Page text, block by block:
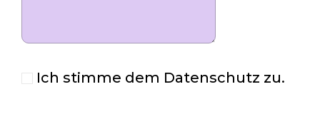
Ich stimme dem Datenschutz zu.